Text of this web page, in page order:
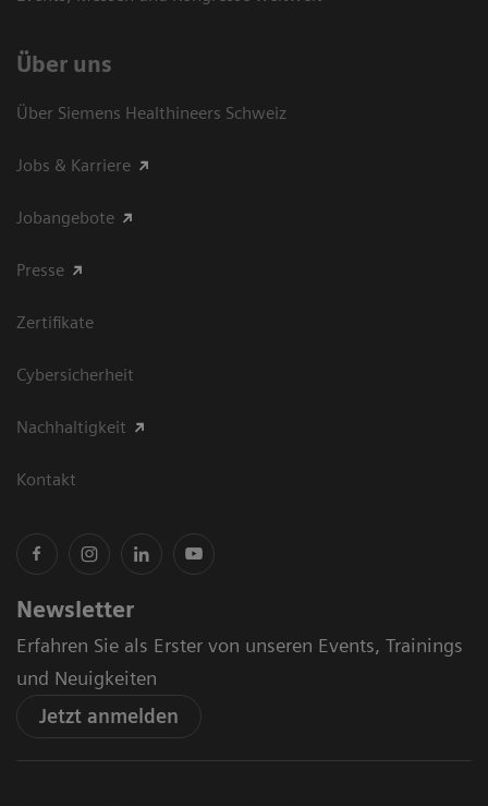
Über uns
Über Siemens Healthineers Schweiz
Jobs & Karriere
Jobangebote
Presse
Zertifikate
Cybersicherheit
Nachhaltigkeit
Kontakt
Newsletter
Erfahren Sie als Erster von unseren Events, Trainings
und Neuigkeiten
Jetzt anmelden